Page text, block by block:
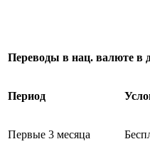
Переводы в нац. валюте в
Период
Первые 3 месяца